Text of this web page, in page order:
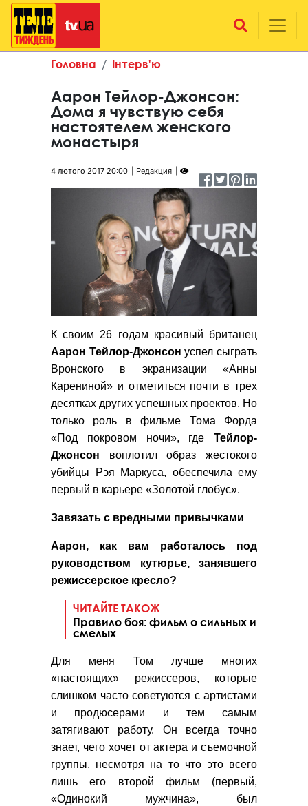
Головна Інтерв'ю
Аарон Тейлор-Джонсон:
Дома я чувствую себя
настоятелем женского
монастыря
4 лютого 2017 20:00 Редакция
К своим 26 годам красивый британец
Аарон Тейлор-Джонсон успел сыграть
Вронского в экранизации «Анны
Карениной» и отметиться почти в трех
десятках других успешных проектов. Но
только роль в фильме Тома Форда
«Под покровом ночи», где Тейлор-
Джонсон воплотил образ жестокого
убийцы Рэя Маркуса, обеспечила ему
первый в карьере «Золотой глобус».
Завязать с вредными привычками
Аарон, как вам работалось под
руководством кутюрье, занявшего
режиссерское кресло?
ЧИТАЙТЕ ТАКОЖ
Правило боя: фильм о сильных и
смелых
Для меня Том лучше многих
«настоящих» режиссеров, которые
слишком часто советуются с артистами
и продюсерами и тем самым
затягивают работу. Он всегда точно
знает, чего хочет от актера и съемочной
группы, несмотря на то что это всего
лишь его второй фильм (первый,
«Одинокий мужчина», был